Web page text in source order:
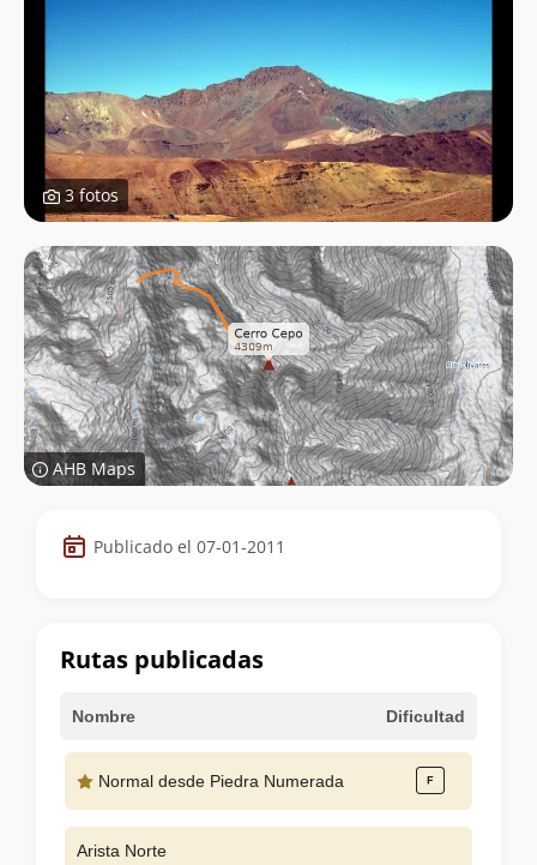
3 fotos
AHB Maps
Datos
de
cumbre
Publicado el 07-01-2011
Rutas publicadas
Nombre Dificultad
Normal desde Piedra Numerada
Arista Norte